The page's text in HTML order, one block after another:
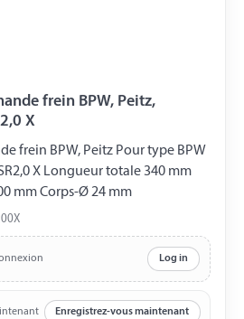
frein BPW, Peitz,
X
frein BPW, Peitz Pour type BPW
X Longueur totale 340 mm
mm Corps-Ø 24 mm
Log in
Enregistrez-vous maintenant